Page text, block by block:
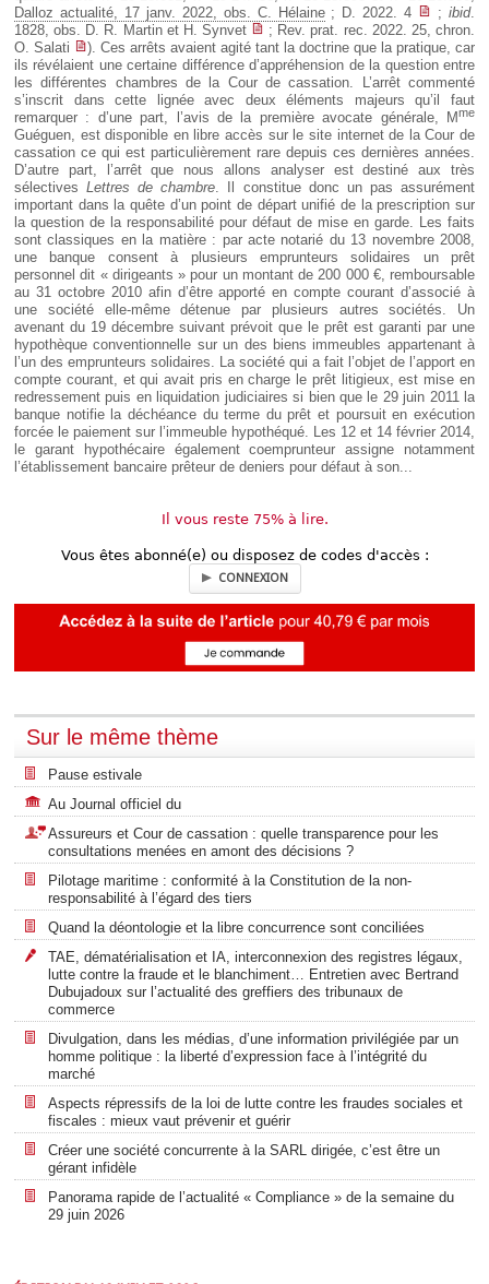
Dalloz actualité, 17 janv. 2022, obs. C. Hélaine; D. 2022. 4 ;ibid.
1828, obs. D. R. Martin et H. Synvet
; Rev. prat. rec. 2022. 25, chron.
O. Salati
). Ces arrêts avaient agité tant la doctrine que la pratique, car
ils révélaient une certaine différence d’appréhension de la question entre
les différentes chambres de la Cour de cassation. L’arrêt commenté
s’inscrit dans cette lignée avec deux éléments majeurs qu’il faut
remarquer : d’une part, l’avis de la première avocate générale, Mme
Guéguen, est disponible en libre accès sur le site internet de la Cour de
cassation ce qui est particulièrement rare depuis ces dernières années.
D’autre part, l’arrêt que nous allons analyser est destiné aux très
sélectivesLettres de chambre. Il constitue donc un pas assurément
important dans la quête d’un point de départ unifié de la prescription sur
la question de la responsabilité pour défaut de mise en garde. Les faits
sont classiques en la matière : par acte notarié du 13 novembre 2008,
une banque consent à plusieurs emprunteurs solidaires un prêt
personnel dit « dirigeants » pour un montant de 200 000 €, remboursable
au 31 octobre 2010 afin d’être apporté en compte courant d’associé à
une société elle-même détenue par plusieurs autres sociétés. Un
avenant du 19 décembre suivant prévoit que le prêt est garanti par une
hypothèque conventionnelle sur un des biens immeubles appartenant à
l’un des emprunteurs solidaires. La société qui a fait l’objet de l’apport en
compte courant, et qui avait pris en charge le prêt litigieux, est mise en
redressement puis en liquidation judiciaires si bien que le 29 juin 2011 la
banque notifie la déchéance du terme du prêt et poursuit en exécution
forcée le paiement sur l’immeuble hypothéqué. Les 12 et 14 février 2014,
le garant hypothécaire également coemprunteur assigne notamment
l’établissement bancaire prêteur de deniers pour défaut à son...
Il vous reste 75% à lire.
Vous êtes abonné(e) ou disposez de codes d'accès :
CONNEXION
Sur le même thème
Pause estivale
Au Journal officiel du
Assureurs et Cour de cassation : quelle transparence pour les
consultations menées en amont des décisions ?
Pilotage maritime : conformité à la Constitution de la non-
responsabilité à l’égard des tiers
Quand la déontologie et la libre concurrence sont conciliées
TAE, dématérialisation et IA, interconnexion des registres légaux,
lutte contre la fraude et le blanchiment… Entretien avec Bertrand
Dubujadoux sur l’actualité des greffiers des tribunaux de
commerce
Divulgation, dans les médias, d’une information privilégiée par un
homme politique : la liberté d’expression face à l’intégrité du
marché
Aspects répressifs de la loi de lutte contre les fraudes sociales et
fiscales : mieux vaut prévenir et guérir
Créer une société concurrente à la SARL dirigée, c’est être un
gérant infidèle
Panorama rapide de l’actualité « Compliance » de la semaine du
29 juin 2026